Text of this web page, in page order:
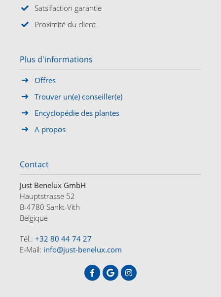
OFFRES A PROPOS
Satsifaction garantie
Proximité du client
Plus d'informations
Offres
Trouver un(e) conseiller(e)
Encyclopédie des plantes
A propos
Contact
Just Benelux GmbH
Hauptstrasse 52
B-4780 Sankt-Vith
Belgique
Tél.: +32 80 44 74 27
E-Mail: info@just-benelux.com